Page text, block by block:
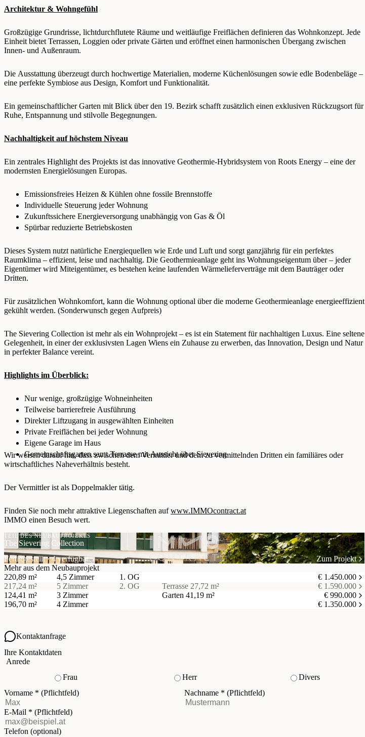
Architektur & Wohngefühl
Großzügige Grundrisse, lichtdurchflutete Räume und weitläufige Freiflächen definieren das Wohnkonzept. Jede
Einheit bietet Terrassen, Loggien oder private Gärten und eröffnet einen harmonischen Übergang zwischen
Innen- und Außenraum.
Die Ausstattung überzeugt durch hochwertige Materialien, moderne Küchenlösungen sowie edle Bodenbeläge –
eine perfekte Symbiose aus Design, Komfort und Funktionalität.
Ein gemeinschaftlicher Garten mit Blick über den 19. Bezirk schafft zusätzlich einen exklusiven Rückzugsort für
Ruhe, Entspannung und stilvolle Begegnungen.
Nachhaltigkeit auf höchstem Niveau
Ein zentrales Highlight des Projekts ist das innovative Geothermie-Hybridsystem von Roots Energy – eine der
modernsten Energielösungen Europas.
Emissionsfreies Heizen & Kühlen ohne fossile Brennstoffe
Individuelle Steuerung jeder Wohnung
Zukunftssichere Energieversorgung unabhängig von Gas & Öl
Spürbar reduzierte Betriebskosten
Dieses System nutzt natürliche Energiequellen wie Erde und Luft und sorgt ganzjährig für ein perfektes
Raumklima – effizient, leise und nachhaltig. Die Geothermieanlage geht ins Wohnungseigentum über – jeder
Eigentümer wird Miteigentümer, es bestehen keine laufenden Wärmelieferverträge mit dem Bauträger oder
Dritten.
Für zusätzlichen Wohnkomfort, kann die Wohnung optional über die moderne Geothermieanlage energieeffizient
gekühlt werden. (Sonderwunsch gegen Aufpreis)
The Sievering Collection ist mehr als ein Wohnprojekt – es ist ein Statement für nachhaltigen Luxus. Eine seltene
Gelegenheit, in einer der exklusivsten Lagen Wiens ein Zuhause zu erwerben, das Innovation, Design und Natur
in perfekter Balance vereint.
Highlights im Überblick:
Nur wenige, großzügige Wohneinheiten
Teilweise barrierefreie Ausführung
Direkter Liftzugang in ausgewählten Einheiten
Private Freiflächen bei jeder Wohnung
Eigene Garage im Haus
Gemeinschaftsgarten samt Terrasse mit Aussicht über Sievering
Wir weisen darauf hin, dass zwischen dem Vermittler und dem zu vermittelnden Dritten ein familiäres oder
wirtschaftliches Naheverhältnis besteht.
Der Vermittler ist als Doppelmakler tätig.
Finden Sie noch mehr attraktive Liegenschaften aufwww.IMMOcontract.at
IMMO einen Besuch wert.
TEIL DES NEUBAUPROJEKTS
The Sievering Collection
Fertiggestellt · 4 verfügbar
Zum Projekt
Mehr aus dem Neubauprojekt
220,89 m²
4,5 Zimmer 1. OG
€ 1.450.000
217,24 m²
5 Zimmer 2. OG Terrasse 27,72 m²
€ 1.590.000
124,41 m²
3 Zimmer Garten 41,19 m²
€ 990.000
196,70 m²
4 Zimmer € 1.350.000
Kontaktanfrage
Ihre Kontaktdaten
Anrede
Frau
Herr
Divers
Vorname * (Pflichtfeld) Nachname * (Pflichtfeld)
E-Mail * (Pflichtfeld)
Telefon (optional)